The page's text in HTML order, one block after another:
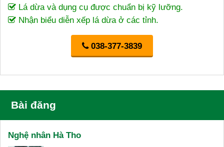
Lá dừa và dụng cụ được chuẩn bị kỹ lưỡng.
Nhận biểu diễn xếp lá dừa ở các tỉnh.
038-377-3839
Bài đăng
Nghệ nhân Hà Tho